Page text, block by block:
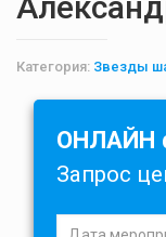
Категория: Звезды
ОНЛАЙН
Запрос